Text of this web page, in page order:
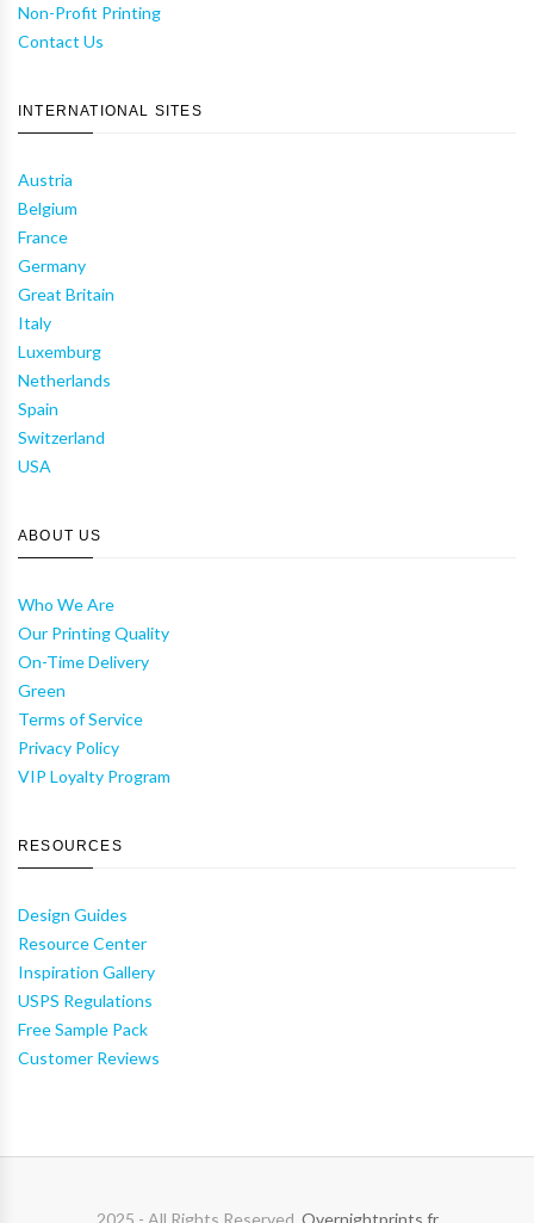
Non-Profit Printing
Contact Us
INTERNATIONAL SITES
Austria
Belgium
France
Germany
Great Britain
Italy
Luxemburg
Netherlands
Spain
Switzerland
USA
ABOUT US
Who We Are
Our Printing Quality
On-Time Delivery
Green
Terms of Service
Privacy Policy
VIP Loyalty Program
RESOURCES
Design Guides
Resource Center
Inspiration Gallery
USPS Regulations
Free Sample Pack
Customer Reviews
2025 - All Rights Reserved. Overnightprints.fr